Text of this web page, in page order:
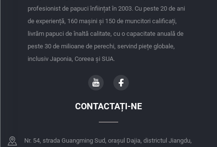
profesionist de papuci înființat în 2003. Cu peste 20 de ani
de experiență, 160 mașini și 150 de muncitori calificați,
livrăm papuci de înaltă calitate, cu o capacitate anuală de
peste 30 de milioane de perechi, servind piețe globale,
inclusiv Japonia, Coreea și SUA.
CONTACTAȚI-NE
Nr. 54, strada Guangming Sud, orașul Dajia, districtul Jiangdu,